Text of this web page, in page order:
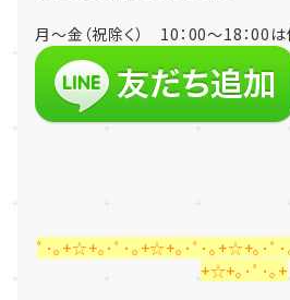
月～金（祝除く） 10：00～18：00
ﾟ･｡+☆+｡･ﾟ･｡+☆+｡･ﾟ･｡+☆+｡･ﾟ
+☆+｡･ﾟ･｡+